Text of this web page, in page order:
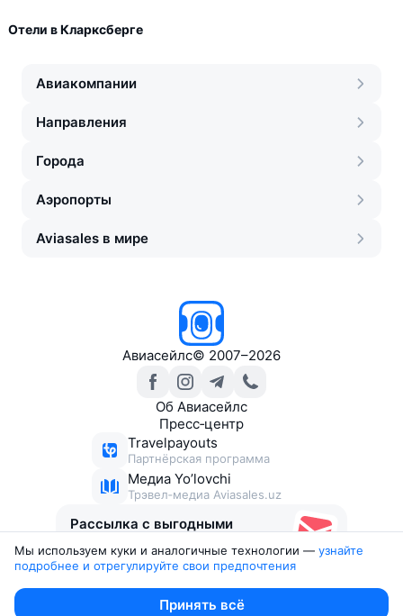
Отели в Кларксберге
Авиакомпании
Направления
Города
Аэропорты
Aviasales в мире
Авиасейлс© 2007–2026
Об Авиасейлс
Пресс‑центр
Travelpayouts
Партнёрская программа
Медиа Yo’lovchi
Трэвел‑медиа Aviasales.uz
Рассылка с выгодными
Юридические документы
Мы используем куки и аналогичные технологии — узнайте
подробнее и отрегулируйте свои предпочтения
Принять всё